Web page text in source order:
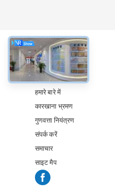
के बारे में
हमारे बारे में
कारखाना भ्रमण
गुणवत्ता नियंत्रण
संपर्क करें
समाचार
साइट मैप